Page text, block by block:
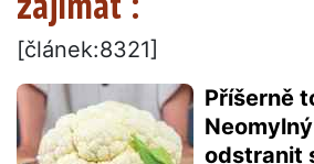
[článek:8321]
Příšerně
odstranit